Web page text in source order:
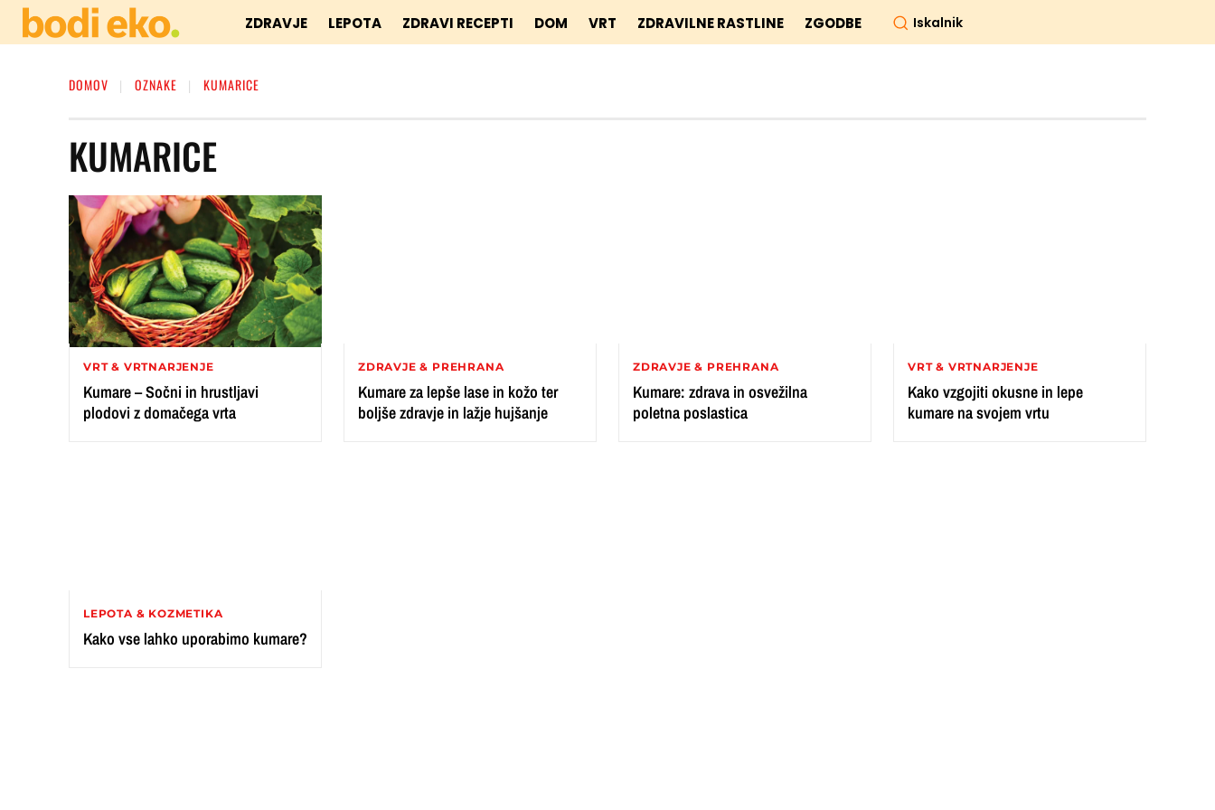
ZDRAVJE LEPOTA ZDRAVI RECEPTI DOM VRT ZDRAVILNE RASTLINE ZGODBE Iskalnik
DOMOV OZNAKE KUMARICE
KUMARICE
VRT & VRTNARJENJE
Kumare – Sočni in hrustljavi
plodovi z domačega vrta
ZDRAVJE & PREHRANA
Kumare za lepše lase in kožo ter
boljše zdravje in lažje hujšanje
ZDRAVJE & PREHRANA
Kumare: zdrava in osvežilna
poletna poslastica
VRT & VRTNARJENJE
Kako vzgojiti okusne in lepe
kumare na svojem vrtu
LEPOTA & KOZMETIKA
Kako vse lahko uporabimo kumare?